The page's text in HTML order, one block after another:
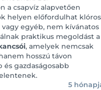
a csapvíz alapvetően
helyen előfordulhat klóros
vagy egyéb, nem kívánatos
praktikus megoldást a
, amelyek nemcsak
hosszú távon
és gazdaságosabb
5